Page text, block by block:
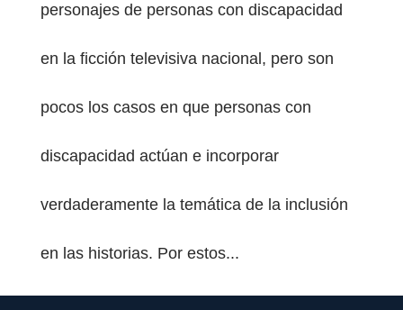
personajes de personas con discapacidad
en la ficción televisiva nacional, pero son
pocos los casos en que personas con
discapacidad actúan e incorporar
verdaderamente la temática de la inclusión
en las historias. Por estos...